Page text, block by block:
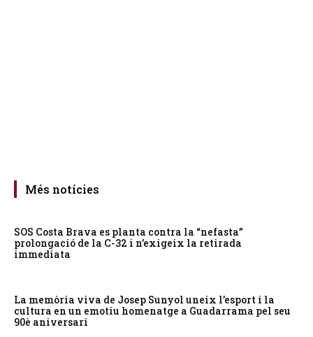
Més notícies
SOS Costa Brava es planta contra la “nefasta”
prolongació de la C-32 i n’exigeix la retirada
immediata
La memòria viva de Josep Sunyol uneix l’esport i la
cultura en un emotiu homenatge a Guadarrama pel seu
90è aniversari